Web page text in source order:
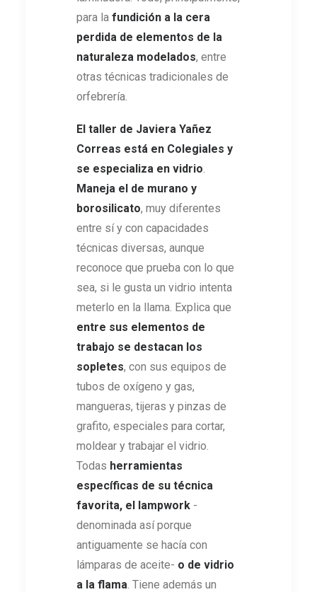
para la fundición a la cera
perdida de elementos de la
naturaleza modelados, entre
otras técnicas tradicionales de
orfebrería.
El taller de Javiera Yañez
Correas está en Colegiales y
se especializa en vidrio
Maneja el de murano y
borosilicato, muy diferentes
entre sí y con capacidades
técnicas diversas, aunque
reconoce que prueba con lo que
sea, si le gusta un vidrio intenta
meterlo en la llama. Explica que
entre sus elementos de
trabajo se destacan los
sopletes, con sus equipos de
tubos de oxígeno y gas,
mangueras, tijeras y pinzas de
grafito, especiales para cortar,
moldear y trabajar el vidrio.
Todas herramientas
específicas de su técnica
favorita, el lampwork -
denominada así porque
antiguamente se hacía con
lámparas de aceite- o de vidrio
a la flama . Tiene además un